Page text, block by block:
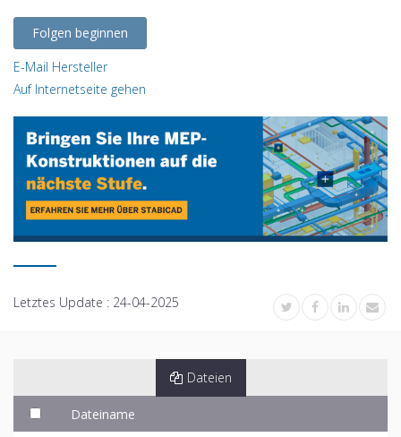
Folgen beginnen
E-Mail Hersteller
Auf Internetseite gehen
Letztes Update : 24-04-2025
Dateien
Dateiname